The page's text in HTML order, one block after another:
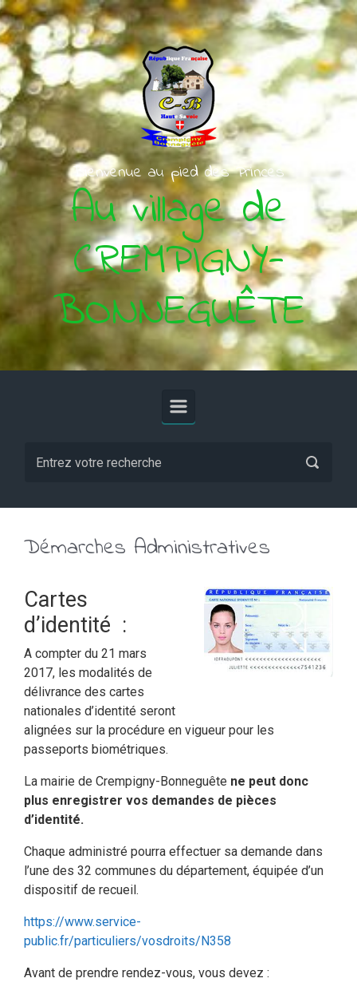
Skip to main content
Bienvenue au pied des Princes
Au village de
CREMPIGNY-
BONNEGUÊTE
Démarches Administratives
Cartes
d’identité :
A compter du 21 mars
2017, les modalités de
délivrance des cartes
nationales d’identité seront
alignées sur la procédure en vigueur pour les
passeports biométriques.
La mairie de Crempigny-Bonneguête ne peut donc
plus enregistrer vos demandes de pièces
d’identité.
Chaque administré pourra effectuer sa demande dans
l’une des 32 communes du département, équipée d’un
dispositif de recueil.
https://www.service-
public.fr/particuliers/vosdroits/N358
Avant de prendre rendez-vous, vous devez :